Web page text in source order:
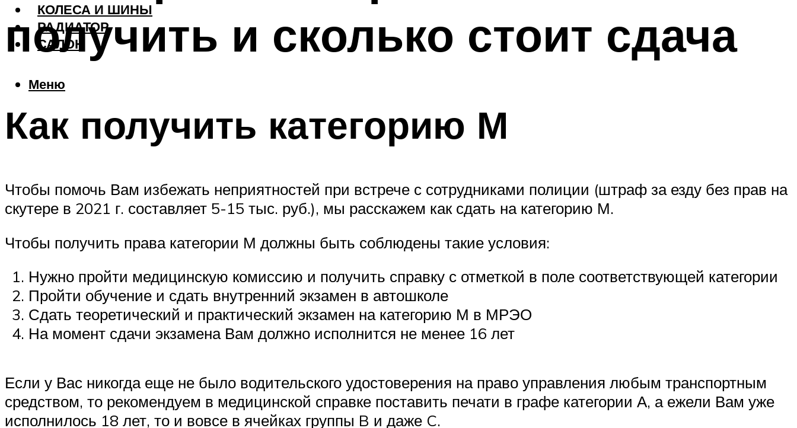
КОЛЕСА И ШИНЫ
РАДИАТОР
САЛОН
Меню
получить и сколько стоит сдача
Как получить категорию М
Чтобы помочь Вам избежать неприятностей при встрече с сотрудниками полиции (штраф за езду без прав на
скутере в 2021 г. составляет 5-15 тыс. руб.), мы расскажем как сдать на категорию М.
Чтобы получить права категории М должны быть соблюдены такие условия:
Нужно пройти медицинскую комиссию и получить справку с отметкой в поле соответствующей категории
Пройти обучение и сдать внутренний экзамен в автошколе
Сдать теоретический и практический экзамен на категорию М в МРЭО
На момент сдачи экзамена Вам должно исполнится не менее 16 лет
Если у Вас никогда еще не было водительского удостоверения на право управления любым транспортным
средством, то рекомендуем в медицинской справке поставить печати в графе категории А, а ежели Вам уже
исполнилось 18 лет, то и вовсе в ячейках группы B и даже C.